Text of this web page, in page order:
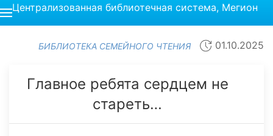
Централизованная библиотечная система, Мегион
БИБЛИОТЕКА СЕМЕЙНОГО ЧТЕНИЯ 01.10.2025
Главное ребята сердцем не
стареть…